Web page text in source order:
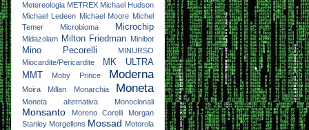
Metereologia METREX Michael Hudson
Michael Ledeen Michael Moore Michel
Temer
Microbioma Microchip
Midazolam Milton Friedman Minibot
Mino Pecorelli
MINURSO
Miocardite/Pericardite
MK ULTRA
MMT
Moby Prince Moderna
Moira Millan Monarchia Moneta
Moneta alternativa Monoclonali
Monsanto Moreno Corelli
Morgan
Stanley Morgellons Mossad Motorola